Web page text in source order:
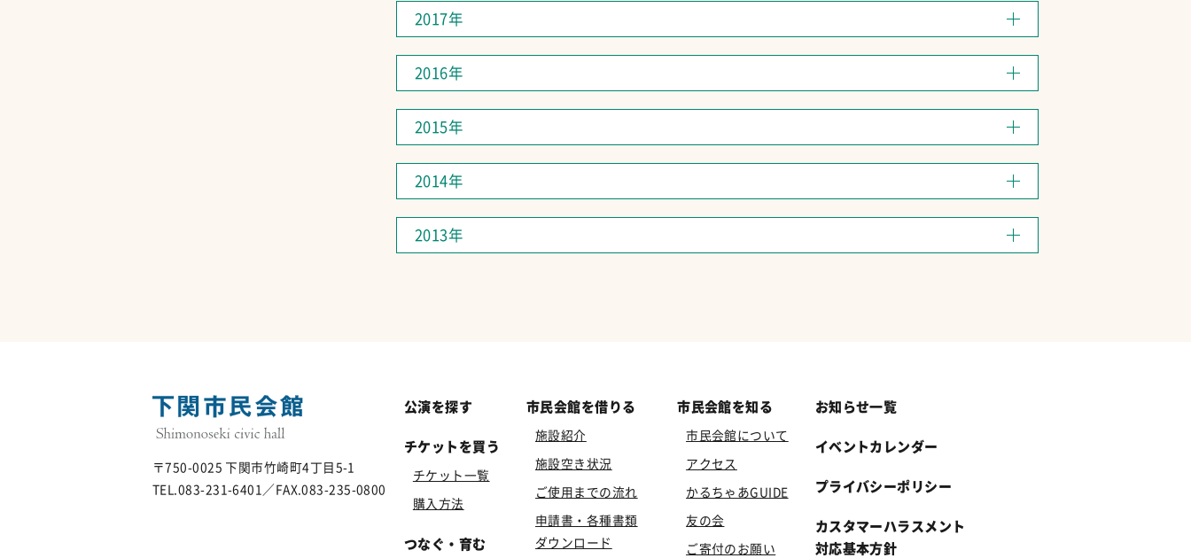
2017年
2016年
2015年
2014年
2013年
〒750-0025 下関市竹崎町4丁目5-1
TEL.083-231-6401／FAX.083-235-0800
公演を探す
チケットを買う
チケット一覧
購入方法
つなぐ・育む
市民会館を借りる
施設紹介
施設空き状況
ご使用までの流れ
申請書・各種書類
ダウンロード
市民会館を知る
市民会館について
アクセス
かるちゃあGUIDE
友の会
ご寄付のお願い
お知らせ一覧
イベントカレンダー
プライバシーポリシー
カスタマーハラスメント
対応基本方針